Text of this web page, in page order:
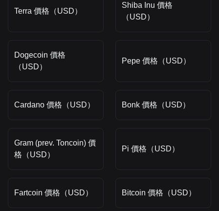
Terra 價格（USD）
Shiba Inu 價格
（USD）
Dogecoin 價格
（USD）
Pepe 價格（USD）
Cardano 價格（USD） Bonk 價格（USD）
Gram (prev. Toncoin) 價
格（USD）
Pi 價格（USD）
Fartcoin 價格（USD） Bitcoin 價格（USD）